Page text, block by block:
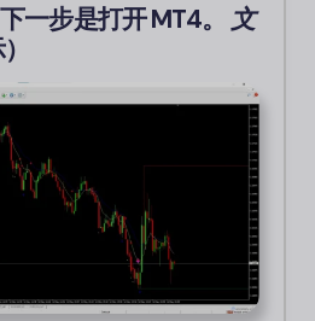
一步是打开 MT4。文